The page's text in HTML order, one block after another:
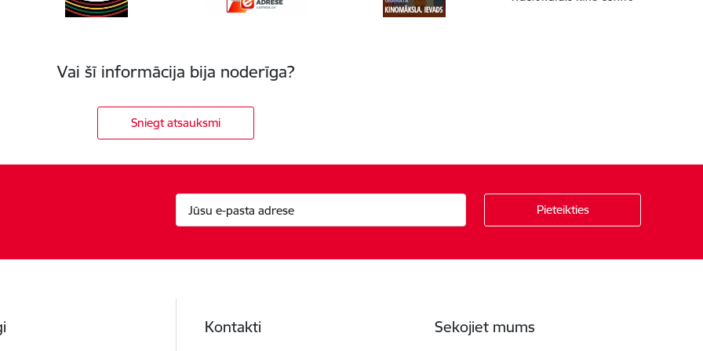
Vai šī informācija bija noderīga?
Sniegt atsauksmi
Kontakti Sekojiet mums